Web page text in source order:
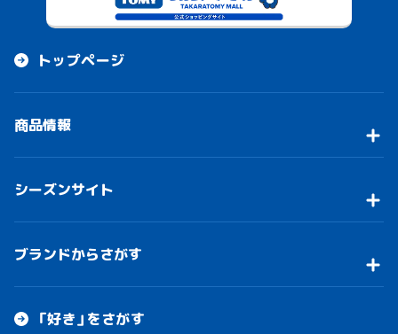
トップページ
商品情報
シーズンサイト
ブランドからさがす
「好き」をさがす